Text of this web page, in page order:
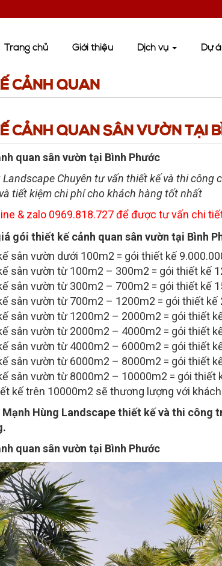
Trang chủ Giới thiệu Dịch vụ Dự
CẢNH QUAN
CẢNH QUAN SÂN VƯỜN TẠI
quan sân vườn tại Bình Phước
Chuyên tư vấn thiết kế và thi công
tiết kiệm chi phí cho khách hàng tốt nhất
& zalo 0969.818.727 để được tư vấn chi
gói thiết kế cảnh quan sân vườn tại Bình
sân vườn dưới 100m2 = gói thiết kế
sân vườn từ 100m2 – 300m2 = gói thiết kế
sân vườn từ 300m2 – 700m2 = gói thiết kế
sân vườn từ 700m2 – 1200m2 = gói thiết kế
sân vườn từ 1200m2 – 2000m2 = gói thiết
sân vườn từ 2000m2 – 4000m2 = gói thiết
sân vườn từ 4000m2 – 6000m2 = gói thiết
sân vườn từ 6000m2 – 8000m2 = gói thiết
sân vườn từ 8000m2 – 10000m2 = gói thiết
kế trên 10000m2 sẽ thương lượng với
Mạnh Hùng Landscape thiết kế và thi công
quan sân vườn tại Bình Phước